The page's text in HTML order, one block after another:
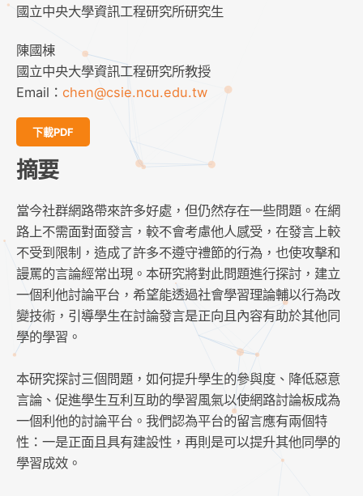
國立中央大學資訊工程研究所研究生
陳國棟
國立中央大學資訊工程研究所教授
Email： chen@csie.ncu.edu.tw
下載PDF
摘要
當今社群網路帶來許多好處，但仍然存在一些問題。在網
路上不需面對面發言，較不會考慮他人感受，在發言上較
不受到限制，造成了許多不遵守禮節的行為，也使攻擊和
謾罵的言論經常出現。本研究將對此問題進行探討，建立
一個利他討論平台，希望能透過社會學習理論輔以行為改
變技術，引導學生在討論發言是正向且內容有助於其他同
學的學習。
本研究探討三個問題，如何提升學生的參與度、降低惡意
言論、促進學生互利互助的學習風氣以使網路討論板成為
一個利他的討論平台。我們認為平台的留言應有兩個特
性：一是正面且具有建設性，再則是可以提升其他同學的
學習成效。